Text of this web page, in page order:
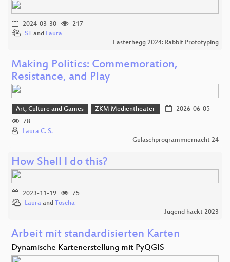
2024-03-30
217
ST and Laura
Easterhegg 2024: Rabbit Prototyping
Making Politics: Commemoration,
Resistance, and Play
Art, Culture and Games ZKM Medientheater
2026-06-05
78
Laura C. S.
Gulaschprogrammiernacht 24
How Shell I do this?
2023-11-19
75
Laura and Toscha
Jugend hackt 2023
Arbeit mit standardisierten Karten
Dynamische Kartenerstellung mit PyQGIS